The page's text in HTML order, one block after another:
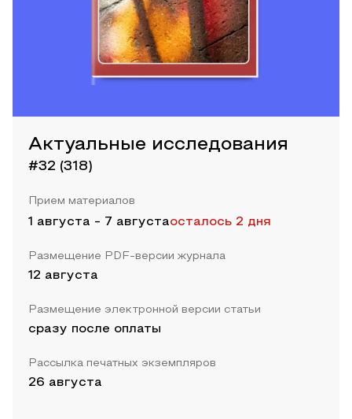
Актуальные исследования
#32 (318)
Прием материалов
1 августа - 7 августаосталось 2 дня
Размещение PDF-версии журнала
12 августа
Размещение электронной версии статьи
сразу после оплаты
Рассылка печатных экземпляров
26 августа